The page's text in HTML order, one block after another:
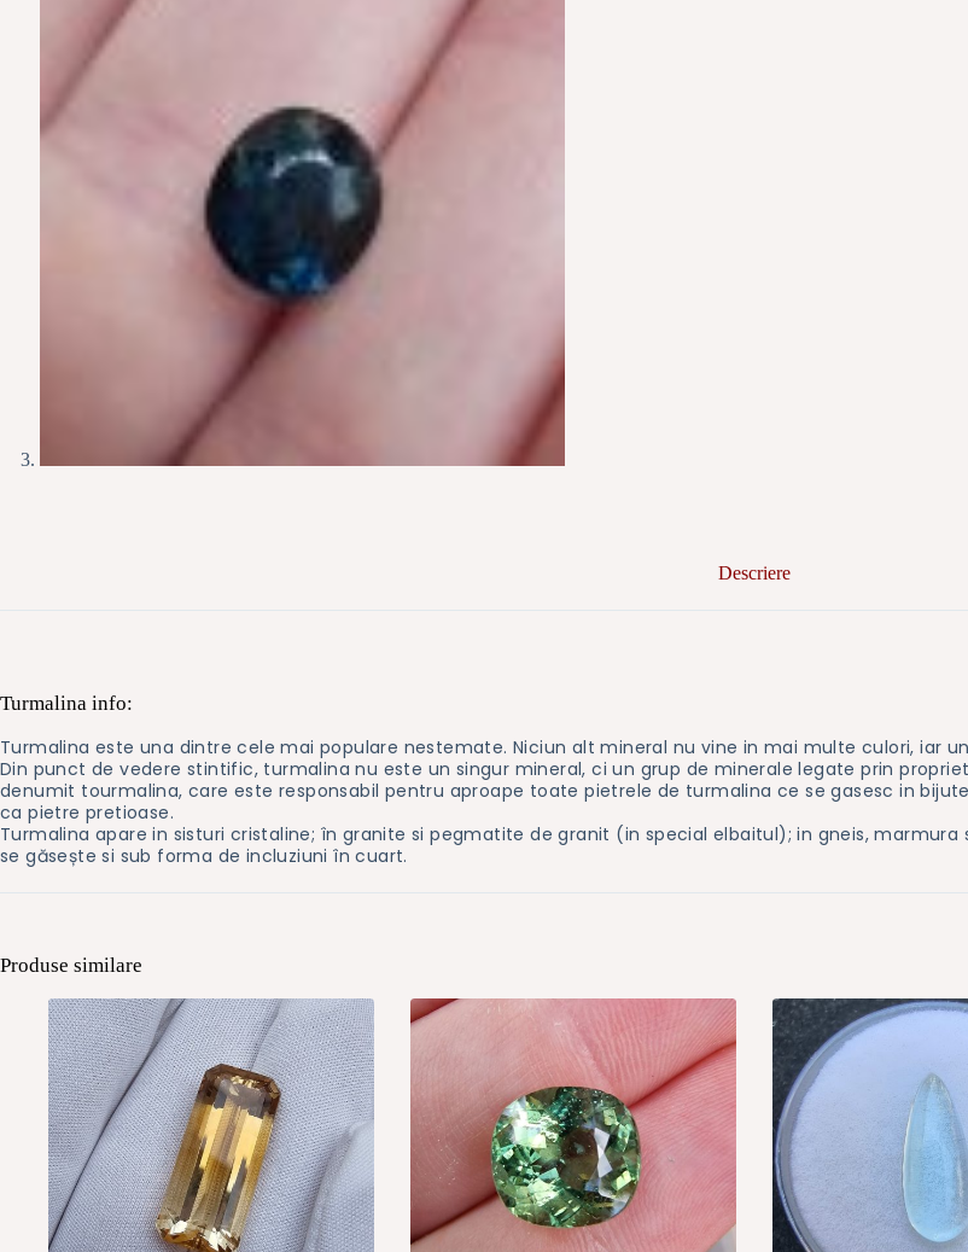
Descriere
Turmalina info:
Turmalina este una dintre cele mai populare nestemate. Niciun alt mineral nu vine in mai multe culori, iar
Din punct de vedere stintific, turmalina nu este un singur mineral, ci un grup de minerale legate prin
denumit tourmalina, care este responsabil pentru aproape toate pietrele de turmalina ce se gasesc in
ca pietre pretioase.
Turmalina apare in sisturi cristaline; în granite si pegmatite de granit (in special elbaitul); in gneis,
se găsește si sub forma de incluziuni în cuart.
Produse similare